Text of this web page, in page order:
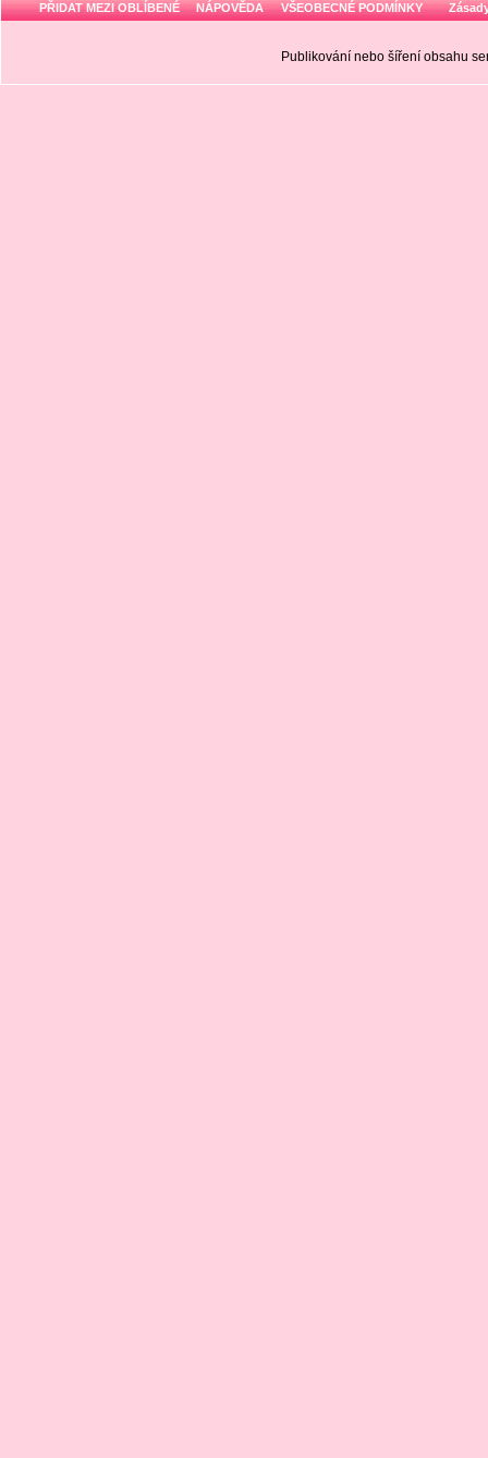
PŘIDAT MEZI OBLÍBENÉ NÁPOVĚDA VŠEOBECNÉ PODMÍNKY
Publikování nebo šíření obsahu